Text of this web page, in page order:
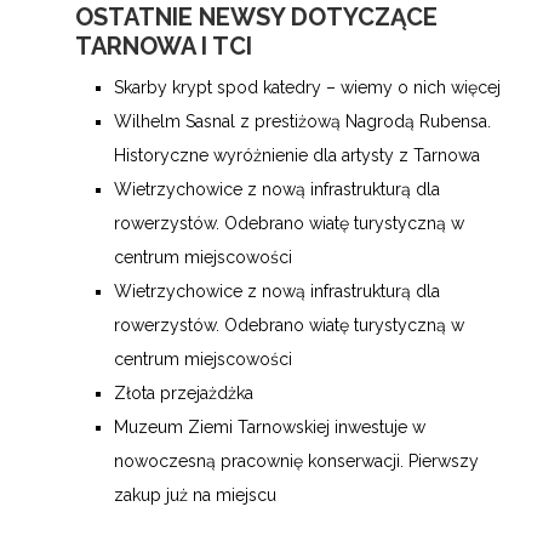
OSTATNIE NEWSY DOTYCZĄCE
TARNOWA I TCI
Skarby krypt spod katedry – wiemy o nich więcej
Wilhelm Sasnal z prestiżową Nagrodą Rubensa.
Historyczne wyróżnienie dla artysty z Tarnowa
Wietrzychowice z nową infrastrukturą dla
rowerzystów. Odebrano wiatę turystyczną w
centrum miejscowości
Wietrzychowice z nową infrastrukturą dla
rowerzystów. Odebrano wiatę turystyczną w
centrum miejscowości
Złota przejażdżka
Muzeum Ziemi Tarnowskiej inwestuje w
nowoczesną pracownię konserwacji. Pierwszy
zakup już na miejscu